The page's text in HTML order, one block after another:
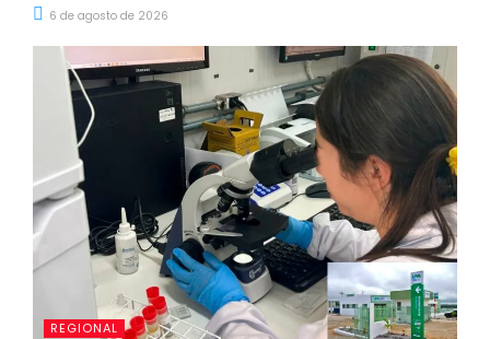
6 de agosto de 2026
REGIONAL